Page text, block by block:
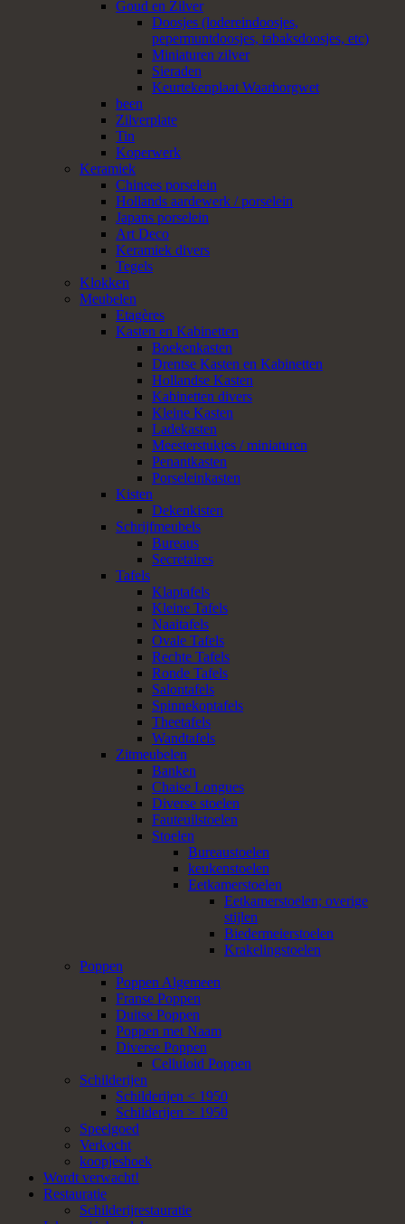
Goud en Zilver
Doosjes (lodereindoosjes,
pepermuntdoosjes, tabaksdoosjes, etc)
Miniaturen zilver
Sieraden
Keurtekenplaat Waarborgwet
been
Zilverplate
Tin
Koperwerk
Keramiek
Chinees porselein
Hollands aardewerk / porselein
Japans porselein
Art Deco
Keramiek divers
Tegels
Klokken
Meubelen
Etagères
Kasten en Kabinetten
Boekenkasten
Drentse Kasten en Kabinetten
Hollandse Kasten
Kabinetten divers
Kleine Kasten
Ladekasten
Meesterstukjes / miniaturen
Penantkasten
Porseleinkasten
Kisten
Dekenkisten
Schrijfmeubels
Bureaus
Secretaires
Tafels
Klaptafels
Kleine Tafels
Naaitafels
Ovale Tafels
Rechte Tafels
Ronde Tafels
Salontafels
Spinnekoptafels
Theetafels
Wandtafels
Zitmeubelen
Banken
Chaise Longues
Diverse stoelen
Fauteuilstoelen
Stoelen
Bureaustoelen
keukenstoelen
Eetkamerstoelen
Eetkamerstoelen; overige
stijlen
Biedermeierstoelen
Krakelingstoelen
Poppen
Poppen Algemeen
Franse Poppen
Duitse Poppen
Poppen met Naam
Diverse Poppen
Celluloid Poppen
Schilderijen
Schilderijen < 1950
Schilderijen > 1950
Speelgoed
Verkocht
koopjeshoek
Wordt verwacht!
Restauratie
Schilderijrestauratie